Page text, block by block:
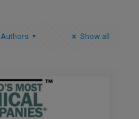
Authors Show all